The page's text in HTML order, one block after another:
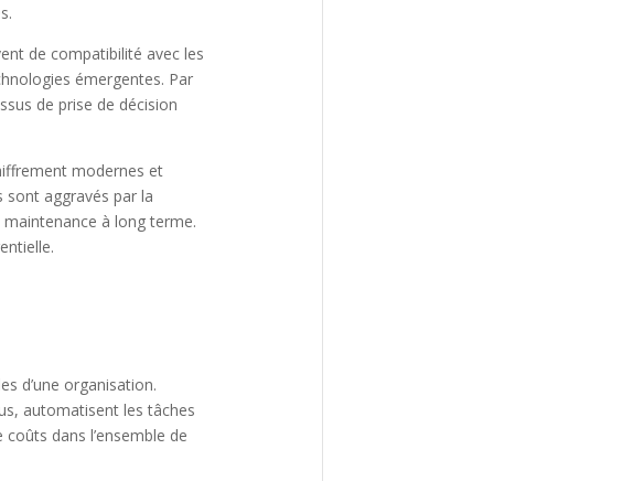
de compatibilité avec les
émergentes. Par
de prise de décision
modernes et
sont aggravés par la
à long terme.
d’une organisation.
automatisent les tâches
dans l’ensemble de